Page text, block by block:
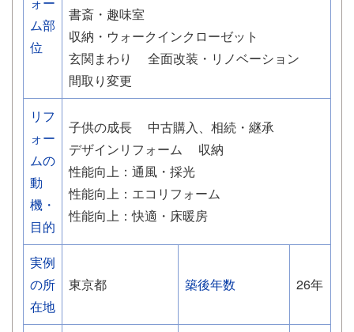
ム部
位
書斎・趣味室
収納・ウォークインクローゼット
玄関まわり
全面改装・リノベーション
間取り変更
リフ
ォー
ムの
動
機・
目的
子供の成長
中古購入、相続・継承
デザインリフォーム
収納
性能向上：通風・採光
性能向上：エコリフォーム
性能向上：快適・床暖房
実例
の所
在地
東京都 築後年数 26年